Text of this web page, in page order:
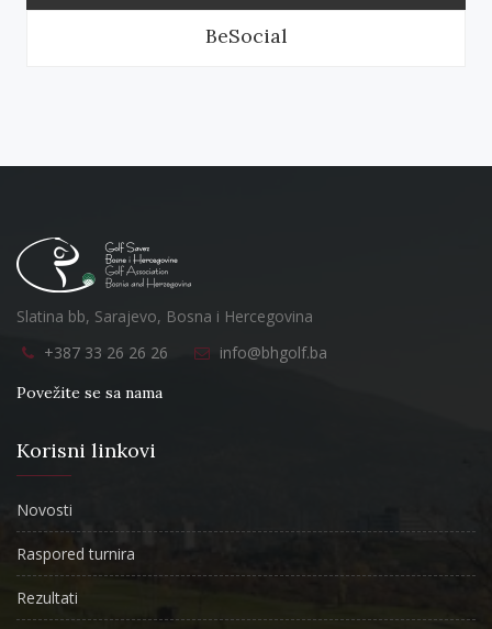
BeSocial
Slatina bb, Sarajevo, Bosna i Hercegovina
+387 33 26 26 26
info@bhgolf.ba
Povežite se sa nama
Korisni linkovi
Novosti
Raspored turnira
Rezultati